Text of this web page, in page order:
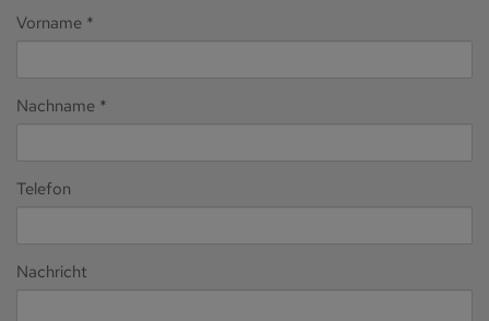
Vorname
Nachname
Telefon
Nachricht